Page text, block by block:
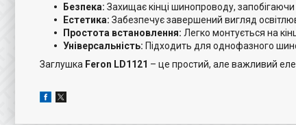
Безпека: Захищає кінці шинопроводу,
Естетика: Забезпечує завершений вигляд
Простота встановлення: Легко монтується на
Універсальність: Підходить для однофазного
Заглушка Feron LD1121 – це простий, але важливий